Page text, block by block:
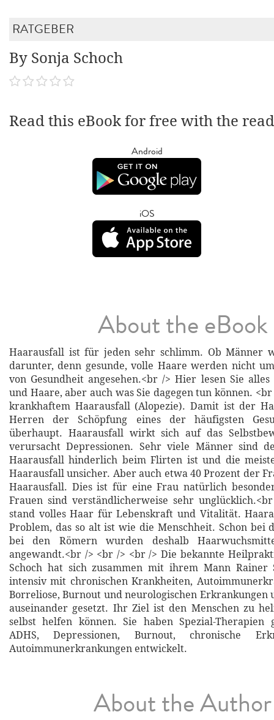
RATGEBER
By Sonja Schoch
Read this eBook for free with the
Android
iOS
About the eBook
Haarausfall ist für jeden sehr schlimm. Ob Männer
darunter, denn gesunde, volle Haare werden nicht
von Gesundheit angesehen.<br /> Hier lesen Sie
und Haare, aber auch was Sie dagegen tun können.
krankhaftem Haarausfall (Alopezie). Damit ist der
Herren der Schöpfung eines der häufigsten
überhaupt. Haarausfall wirkt sich auf das
verursacht Depressionen. Sehr viele Männer sind
Haarausfall hinderlich beim Flirten ist und die
Haarausfall unsicher. Aber auch etwa 40 Prozent der
Haarausfall. Dies ist für eine Frau natürlich
Frauen sind verständlicherweise sehr
stand volles Haar für Lebenskraft und Vitalität.
Problem, das so alt ist wie die Menschheit. Schon bei
bei den Römern wurden deshalb
angewandt.<br /> <br /> <br /> Die bekannte
Schoch hat sich zusammen mit ihrem Mann Rainer
intensiv mit chronischen Krankheiten,
Borreliose, Burnout und neurologischen
auseinander gesetzt. Ihr Ziel ist den Menschen zu
selbst helfen können. Sie haben Spezial-Therapien
ADHS, Depressionen, Burnout, chronische
Autoimmunerkrankungen entwickelt.
About the Author